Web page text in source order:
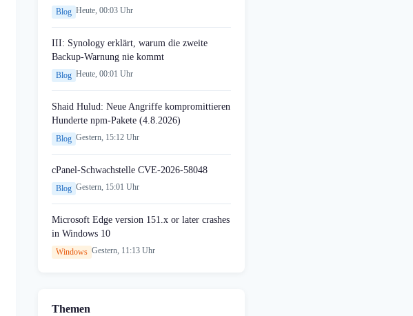
Blog Heute, 00:03 Uhr
III: Synology erklärt, warum die zweite
Backup-Warnung nie kommt
Blog Heute, 00:01 Uhr
Shaid Hulud: Neue Angriffe kompromittieren
Hunderte npm-Pakete (4.8.2026)
Blog Gestern, 15:12 Uhr
cPanel-Schwachstelle CVE-2026-58048
Blog Gestern, 15:01 Uhr
Microsoft Edge version 151.x or later crashes
in Windows 10
Windows Gestern, 11:13 Uhr
Themen